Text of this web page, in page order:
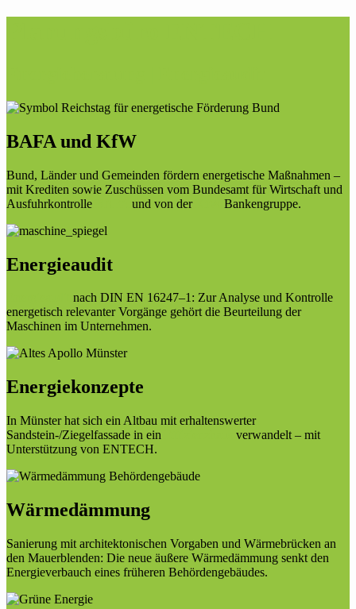
BAFA und KfW
Bund, Länder und Gemeinden fördern energetische Maßnahmen –
mit Krediten sowie Zuschüssen vom Bundesamt für Wirtschaft und
Ausfuhrkontrolle
und von der Bankengruppe.
Energieaudit
nach DIN EN 16247–1: Zur Analyse und Kontrolle
energetisch relevanter Vorgänge gehört die Beurteilung der
Maschinen im Unternehmen.
Energiekonzepte
In Münster hat sich ein Altbau mit erhaltenswerter
Sandstein-/Ziegelfassade in ein
verwandelt – mit
Unterstützung von ENTECH.
Wärmedämmung
Sanierung mit architektonischen Vorgaben und Wärmebrücken an
den Mauerblenden: Die neue äußere Wärmedämmung senkt den
Energieverbauch eines früheren Behördengebäudes.